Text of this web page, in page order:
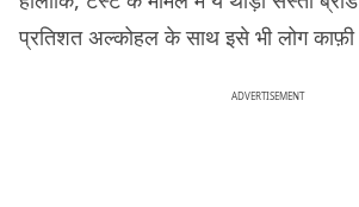
प्रतिशत अल्कोहल के साथ इसे भी लोग
ADVERTISEMENT